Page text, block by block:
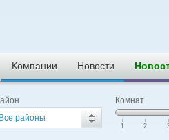
Компании Новости
Все районы
Комнат
|
1
|
2
|